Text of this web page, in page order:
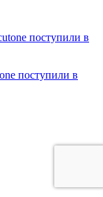
поступили в